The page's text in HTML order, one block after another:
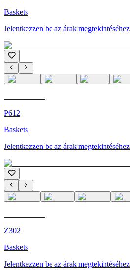
Baskets
Jelentkezzen be az árak megtekintéséhez
P612
Baskets
Jelentkezzen be az árak megtekintéséhez
Z302
Baskets
Jelentkezzen be az árak megtekintéséhez